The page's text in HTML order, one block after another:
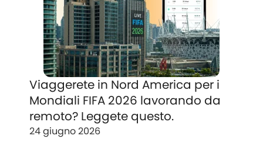
Viaggerete in Nord America per i
Mondiali FIFA 2026 lavorando da
remoto? Leggete questo.
24 giugno 2026